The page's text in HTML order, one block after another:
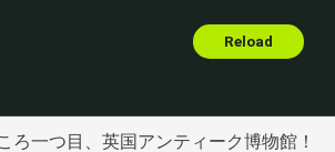
ろ一つ目、英国アンティーク博物館！